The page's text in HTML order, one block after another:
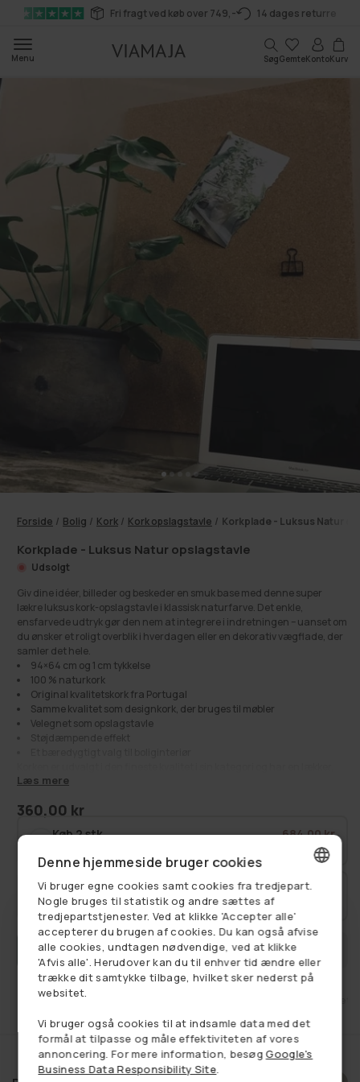
Gå til
indhold
Fri fragt ved køb over 749,- 14 dages returret
Menu SøgGemteKonto
Kurv
Kurv
Forside / Bolig / Kork / Kork opslagstavle / Korkplade - Luksus Natur
Korkplade - Luksus Natur opslagstavle
Udsolgt
Giv dine idéer, billeder og beskeder en smuk base med denne super
lækre luksus kork-opslagstavle i klassisk naturfarve. Det enkle,
ensfarvede udtryk gør den nem at integrere i indretningen – uanset om
du ønsker et roligt overblik i hverdagen eller en dekorativ vægflade, der
samler det hele.
94×64 cm og 1 cm tykkelse
100 % naturkork
Original kvalitetskork fra Portugal
Samme kvalitet som designkork, der bruges til møbler
Velegnet som opslagstavle
Støjdæmpende effekt
naturlig overflade, der passer ind i både moderne og mere klassiske
et udtryk med kant.
hvor du kan samle alt fra små noter til visuelle collager. Den
støjdæmpende effekt gør den desuden oplagt, når du vil skabe lidt mere
ro i omgivelserne.
Den kan bruges mange steder i boligen – fra entré og gang til kontor,
køkken, stue, spiseområde, soveværelse eller børneværelse – alt efter
hvor du har brug for et praktisk og dekorativt overblik.
Find alt vores pynt til opslagstavler
HER .
Se alt: Boligindretning, Få på lager, Kork, Kork opslagstavler,
Korkplader ,Luksus kork
Læs mere
Normalpris
360,00 kr
Køb 2 stk. 684,00 kr
720,00 kr
Køb 3 stk.
Spar 10%
972,00 kr
FÅ BESKED NÅR VAREN ER PÅ LAGER
DANISH
GERMAN
NORWEGIAN
SWEDISH
Denne hjemmeside bruger cookies
Vi bruger egne cookies samt cookies fra tredjepart.
Nogle bruges til statistik og andre sættes af
tredjepartstjenester. Ved at klikke 'Accepter alle'
accepterer du brugen af cookies. Du kan også afvise
alle cookies, undtagen nødvendige, ved at klikke
'Afvis alle'. Herudover kan du til enhver tid ændre eller
trække dit samtykke tilbage, hvilket sker nederst på
websitet.
Vi bruger også cookies til at indsamle data med det
formål at tilpasse og måle effektiviteten af vores
annoncering. For mere information, besøg Google's
Business Data Responsibility Site.